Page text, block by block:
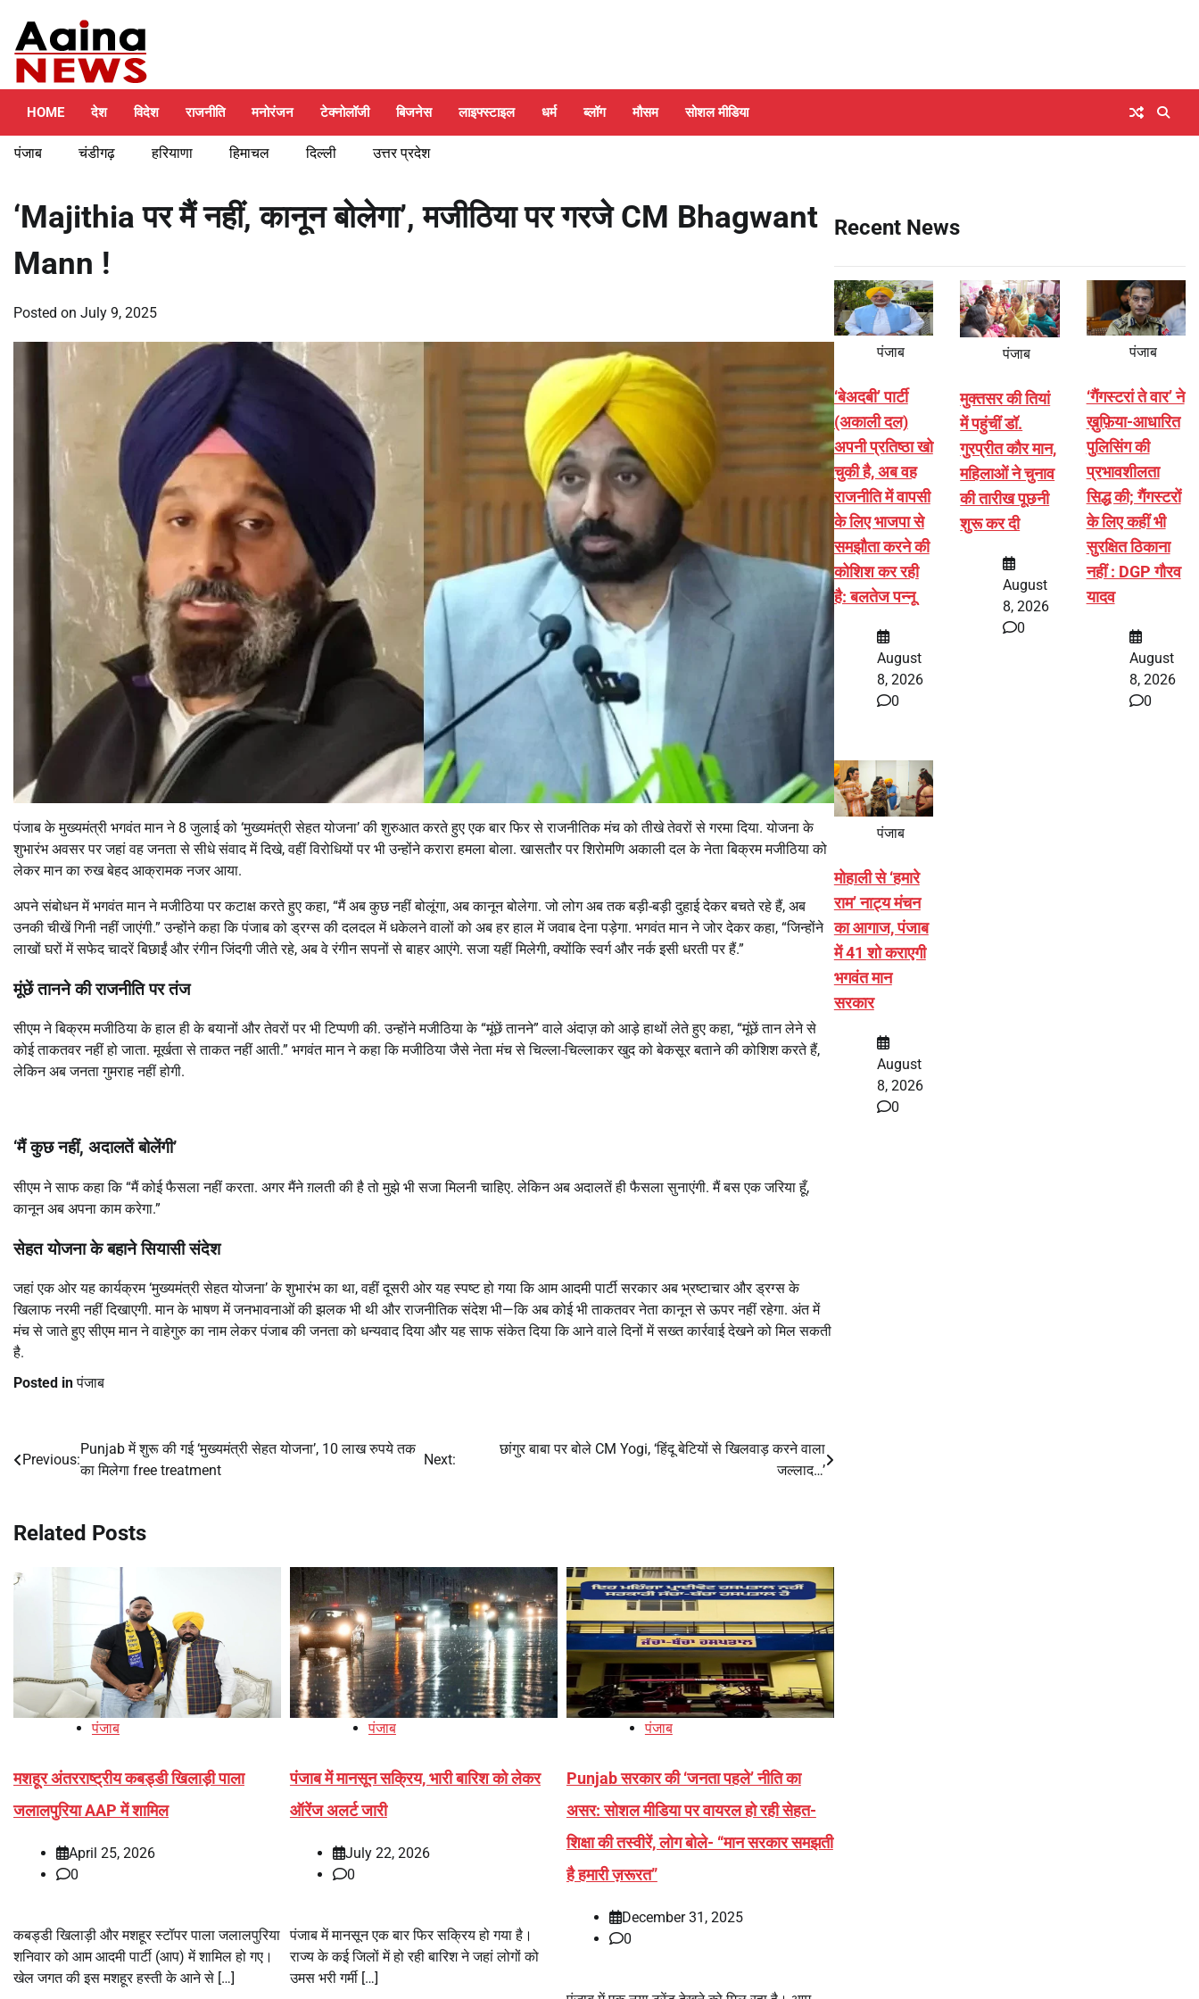
content
HOME देश विदेश राजनीति मनोरंजन टेक्नोलॉजी बिजनेस लाइफ्स्टाइल धर्म ब्लॉग मौसम सोशल मीडिया
पंजाब चंडीगढ़ हरियाणा हिमाचल दिल्ली उत्तर प्रदेश
‘Majithia पर मैं नहीं, कानून बोलेगा’, मजीठिया पर गरजे CM Bhagwant
Mann !
Posted on July 9, 2025
पंजाब के मुख्यमंत्री भगवंत मान ने 8 जुलाई को ‘मुख्यमंत्री सेहत योजना’ की शुरुआत करते हुए एक बार फिर से राजनीतिक मंच को तीखे तेवरों से गरमा दिया. योजना के
शुभारंभ अवसर पर जहां वह जनता से सीधे संवाद में दिखे, वहीं विरोधियों पर भी उन्होंने करारा हमला बोला. खासतौर पर शिरोमणि अकाली दल के नेता बिक्रम मजीठिया को
लेकर मान का रुख बेहद आक्रामक नजर आया.
अपने संबोधन में भगवंत मान ने मजीठिया पर कटाक्ष करते हुए कहा, “मैं अब कुछ नहीं बोलूंगा, अब कानून बोलेगा. जो लोग अब तक बड़ी-बड़ी दुहाई देकर बचते रहे हैं, अब
उनकी चीखें गिनी नहीं जाएंगी.” उन्होंने कहा कि पंजाब को ड्रग्स की दलदल में धकेलने वालों को अब हर हाल में जवाब देना पड़ेगा. भगवंत मान ने जोर देकर कहा, “जिन्होंने
लाखों घरों में सफेद चादरें बिछाईं और रंगीन जिंदगी जीते रहे, अब वे रंगीन सपनों से बाहर आएंगे. सजा यहीं मिलेगी, क्योंकि स्वर्ग और नर्क इसी धरती पर हैं.”
मूंछें तानने की राजनीति पर तंज
सीएम ने बिक्रम मजीठिया के हाल ही के बयानों और तेवरों पर भी टिप्पणी की. उन्होंने मजीठिया के “मूंछें तानने” वाले अंदाज़ को आड़े हाथों लेते हुए कहा, “मूंछें तान लेने से
कोई ताकतवर नहीं हो जाता. मूर्खता से ताकत नहीं आती.” भगवंत मान ने कहा कि मजीठिया जैसे नेता मंच से चिल्ला-चिल्लाकर खुद को बेकसूर बताने की कोशिश करते हैं,
लेकिन अब जनता गुमराह नहीं होगी.
‘मैं कुछ नहीं, अदालतें बोलेंगी’
सीएम ने साफ कहा कि “मैं कोई फैसला नहीं करता. अगर मैंने ग़लती की है तो मुझे भी सजा मिलनी चाहिए. लेकिन अब अदालतें ही फैसला सुनाएंगी. मैं बस एक जरिया हूँ,
कानून अब अपना काम करेगा.”
सेहत योजना के बहाने सियासी संदेश
जहां एक ओर यह कार्यक्रम ‘मुख्यमंत्री सेहत योजना’ के शुभारंभ का था, वहीं दूसरी ओर यह स्पष्ट हो गया कि आम आदमी पार्टी सरकार अब भ्रष्टाचार और ड्रग्स के
खिलाफ नरमी नहीं दिखाएगी. मान के भाषण में जनभावनाओं की झलक भी थी और राजनीतिक संदेश भी—कि अब कोई भी ताकतवर नेता कानून से ऊपर नहीं रहेगा. अंत में
मंच से जाते हुए सीएम मान ने वाहेगुरु का नाम लेकर पंजाब की जनता को धन्यवाद दिया और यह साफ संकेत दिया कि आने वाले दिनों में सख्त कार्रवाई देखने को मिल सकती
है.
Posted inपंजाब
Post
Previous:
Punjab में शुरू की गई ‘मुख्यमंत्री सेहत योजना’, 10 लाख रुपये तक
का मिलेगा free treatment
Next:
छांगुर बाबा पर बोले CM Yogi, ‘हिंदू बेटियों से खिलवाड़ करने वाला
जल्लाद…’
Related Posts
पंजाब
मशहूर अंतरराष्ट्रीय कबड्डी खिलाड़ी पाला
जलालपुरिया AAP में शामिल
April 25, 2026
0
कबड्डी खिलाड़ी और मशहूर स्टॉपर पाला जलालपुरिया
शनिवार को आम आदमी पार्टी (आप) में शामिल हो गए।
खेल जगत की इस मशहूर हस्ती के आने से […]
पंजाब
पंजाब में मानसून सक्रिय, भारी बारिश को लेकर
ऑरेंज अलर्ट जारी
July 22, 2026
0
पंजाब में मानसून एक बार फिर सक्रिय हो गया है।
राज्य के कई जिलों में हो रही बारिश ने जहां लोगों को
उमस भरी गर्मी […]
पंजाब
Punjab सरकार की ‘जनता पहले’ नीति का
असर: सोशल मीडिया पर वायरल हो रही सेहत-
शिक्षा की तस्वीरें, लोग बोले- “मान सरकार समझती
है हमारी ज़रूरत”
December 31, 2025
0
Recent News
पंजाब
‘बेअदबी’ पार्टी
(अकाली दल)
अपनी प्रतिष्ठा खो
चुकी है, अब वह
राजनीति में वापसी
के लिए भाजपा से
समझौता करने की
कोशिश कर रही
है: बलतेज पन्नू
August
8, 2026
0
पंजाब
मुक्तसर की तियां
में पहुंचीं डॉ.
गुरप्रीत कौर मान,
महिलाओं ने चुनाव
की तारीख पूछनी
शुरू कर दी
August
8, 2026
0
पंजाब
‘गैंगस्टरां ते वार’ ने
ख़ुफ़िया-आधारित
पुलिसिंग की
प्रभावशीलता
सिद्ध की; गैंगस्टरों
के लिए कहीं भी
सुरक्षित ठिकाना
नहीं : DGP गौरव
यादव
August
8, 2026
0
पंजाब
मोहाली से ‘हमारे
राम’ नाट्य मंचन
का आगाज, पंजाब
में 41 शो कराएगी
भगवंत मान
सरकार
August
8, 2026
0